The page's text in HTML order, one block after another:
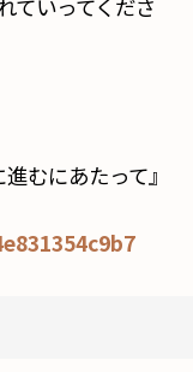
ていってくださ
にあたって』